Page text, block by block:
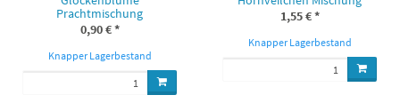
Prachtmischung
0,90 €*
Knapper Lagerbestand
1,55 €*
Knapper Lagerbestand